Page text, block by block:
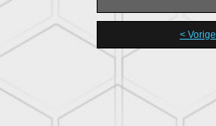
< Vorige